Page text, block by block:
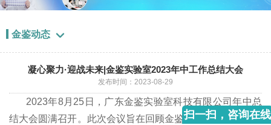
金鉴动态 
凝心聚力·迎战未来|金鉴实验室2023年中工作总结大会
发布时间：2023-08-29
2023年8月25日，广东金鉴实验室科技有限公司年中总
结大会圆满召开。此次会议旨在回顾金鉴在上半年所取得的
扫一扫，咨询在线